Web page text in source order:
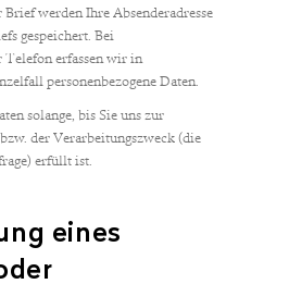
werden Ihre Absenderadresse
gespeichert. Bei
Telefon erfassen wir in
personenbezogene Daten.
solange, bis Sie uns zur
der Verarbeitungszweck (die
erfüllt ist.
eines